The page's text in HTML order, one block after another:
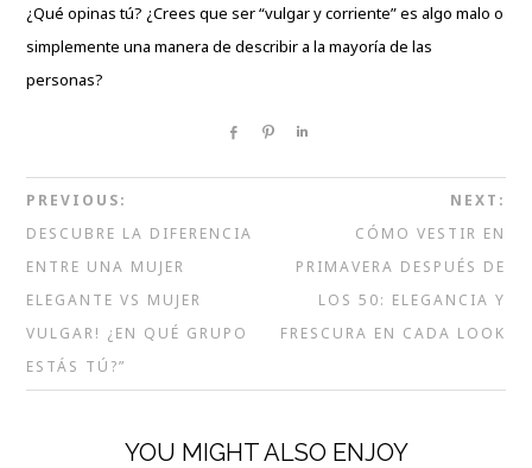
¿Qué opinas tú? ¿Crees que ser “vulgar y corriente” es algo malo o
simplemente una manera de describir a la mayoría de las
personas?
Share Pin
PREVIOUS:
DESCUBRE LA DIFERENCIA
ENTRE UNA MUJER
ELEGANTE VS MUJER
VULGAR! ¿EN QUÉ GRUPO
ESTÁS TÚ?”
NEXT:
CÓMO VESTIR EN
PRIMAVERA DESPUÉS DE
LOS 50: ELEGANCIA Y
FRESCURA EN CADA LOOK
YOU MIGHT ALSO ENJOY